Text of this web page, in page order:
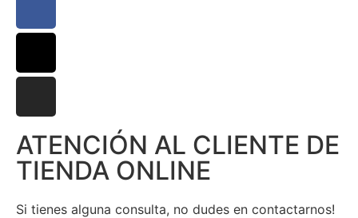
ATENCIÓN AL CLIENTE DE
TIENDA ONLINE
Si tienes alguna consulta, no dudes en contactarnos!